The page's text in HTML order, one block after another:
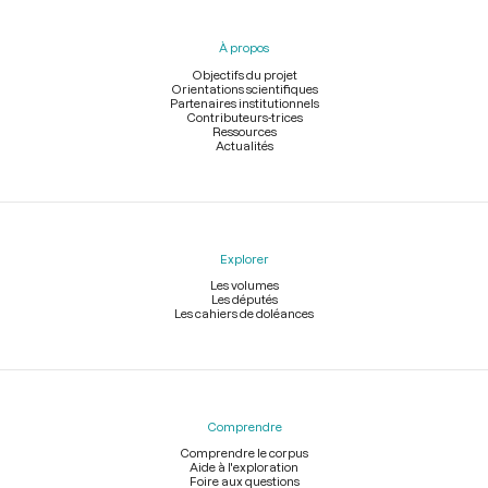
À propos
Objectifs du projet
Orientations scientifiques
Partenaires institutionnels
Contributeurs-trices
Ressources
Actualités
Explorer
Les volumes
Les députés
Les cahiers de doléances
Comprendre
Comprendre le corpus
Aide à l'exploration
Foire aux questions